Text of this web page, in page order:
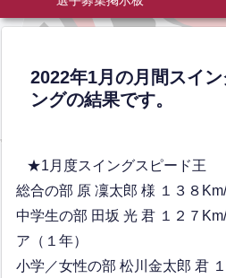
2022年1月の月間スイ
ングの結果です。
★1月度スイングスピード王
総合の部 原 凜太郎 様 １３８
中学生の部 田坂 光 君 １２７
ア（１年）
小学／女性の部 松川金太郎 君